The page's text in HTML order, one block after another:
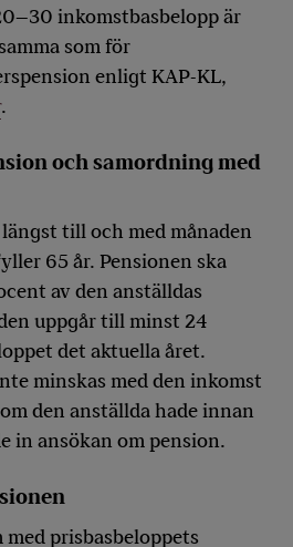
inkomstbasbelopp är
som för
enligt KAP-KL,
.
och samordning med
till och med månaden
65 år. Pensionen ska
av den anställdas
uppgår till minst 24
det aktuella året.
minskas med den inkomst
den anställda hade innan
in ansökan om pension.
prisbasbeloppets